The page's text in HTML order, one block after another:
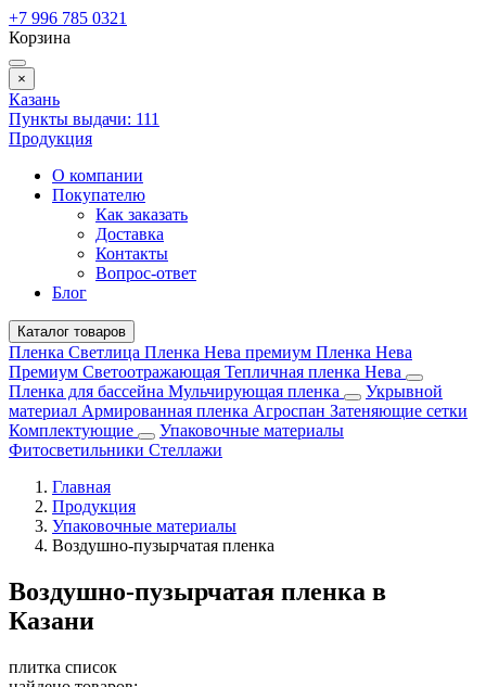
+7 996 785 0321
Корзина
×
Казань
Пункты выдачи: 111
Продукция
О компании
Покупателю
Как заказать
Доставка
Контакты
Вопрос-ответ
Блог
Каталог товаров
Пленка Светлица Пленка Нева премиум Пленка Нева
Премиум Светоотражающая Тепличная пленка Нева
Пленка для бассейна Мульчирующая пленка
Укрывной
материал Армированная пленка Агроспан Затеняющие сетки
Комплектующие
Упаковочные материалы
Фитосветильники Стеллажи
Главная
Продукция
Упаковочные материалы
Воздушно-пузырчатая пленка
Воздушно-пузырчатая пленка в
Казани
плитка список